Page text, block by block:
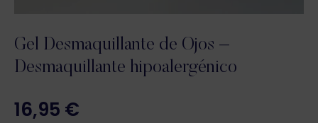
Gel Desmaquillante de Ojos –
Desmaquillante hipoalergénico
16,95 €